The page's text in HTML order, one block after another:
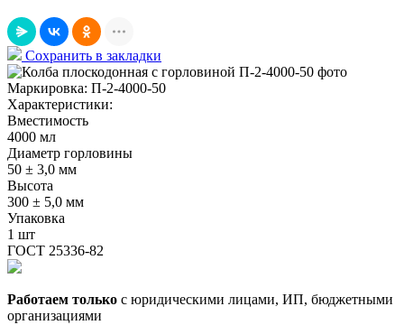
Сохранить в закладки
Маркировка: П-2-4000-50
Характеристики:
Вместимость
4000 мл
Диаметр горловины
50 ± 3,0 мм
Высота
300 ± 5,0 мм
Упаковка
1 шт
ГОСТ 25336-82
Работаем только с юридическими лицами, ИП, бюджетными
организациями